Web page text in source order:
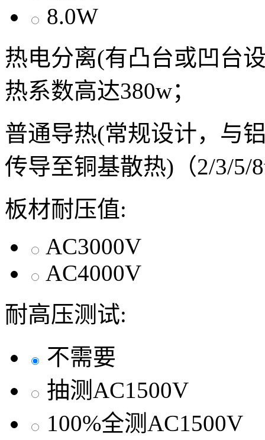
8.0W
热电分离(有凸台或凹台
热系数高达380w；
普通导热(常规设计，与
传导至铜基散热)（2/3/5/
板材耐压值:
AC3000V
AC4000V
耐高压测试:
不需要
抽测AC1500V
100%全测AC1500V